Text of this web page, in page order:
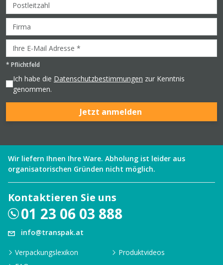
* Pflichtfeld
Ich habe die Datenschutzbestimmungen zur Kenntnis
genommen.
Jetzt anmelden
Wir liefern Ihnen Ihre Ware. Abholung ist leider aus
organisatorischen Gründen nicht möglich.
Kontaktieren Sie uns
01 23 06 03 888
info@transpak.at
Verpackungslexikon
Produktvideos